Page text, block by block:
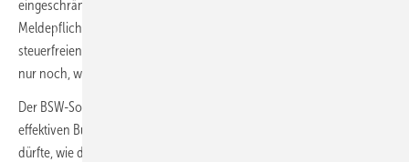
eingeschränkte Versorger eingestuft. Damit entfallen viele
Meldepflichten, die bisher galten. Sie müssen künftig etwa ihre
steuerfreien Strommengen nicht mehr jedes Jahr melden, sondern
nur noch, wenn das zuständige Hauptzollamt dies von ihnen verlangt.
Der BSW-Solar bewertet diesen Schritt als positiv, da er zu einer
effektiven Bürokratieentlastung vieler Solaranlagenbetreiber führen
dürfte, wie der Verband mitteilt. „Die Hauptzollämter sind jetzt